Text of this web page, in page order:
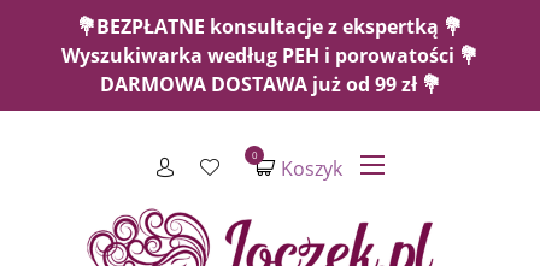
💐BEZPŁATNE konsultacje z ekspertką 💐
Wyszukiwarka według PEH i porowatości 💐
DARMOWA DOSTAWA już od 99 zł 💐
Koszyk
0